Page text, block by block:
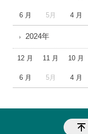
6 月 5月 4 月
2024年
12 月 11 月 10 月
6 月 5月 4 月